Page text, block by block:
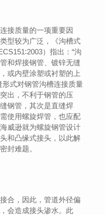
接质量的一项重要因
型较为广泛，《沟槽式
）指出：“沟
和焊接钢管、镀锌无缝
或内壁涂塑或衬塑的上
形式对钢管沟槽连接质量
出，不利于钢管的压
钢管，其次是直缝焊
使用螺旋焊管，也应配
威逊就为螺旋钢管设计
和凸缘式接头，以此解
封难题。
合，因此，管道外径偏
会造成接头渗水。此